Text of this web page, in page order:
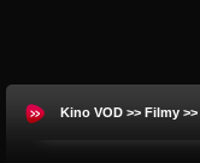
Kino VOD >> Filmy >>